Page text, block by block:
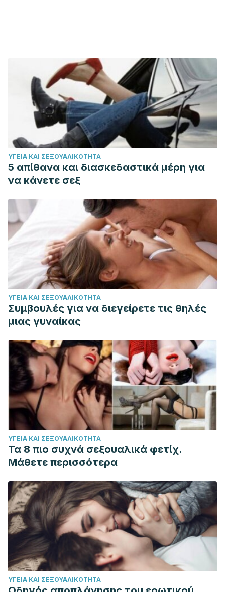
ΥΓΕΊΑ ΚΑΙ ΣΕΞΟΥΑΛΙΚΌΤΗΤΑ
5 απίθανα και διασκεδαστικά μέρη για
να κάνετε σεξ
ΥΓΕΊΑ ΚΑΙ ΣΕΞΟΥΑΛΙΚΌΤΗΤΑ
Συμβουλές για να διεγείρετε τις θηλές
μιας γυναίκας
ΥΓΕΊΑ ΚΑΙ ΣΕΞΟΥΑΛΙΚΌΤΗΤΑ
Τα 8 πιο συχνά σεξουαλικά φετίχ.
Μάθετε περισσότερα
ΥΓΕΊΑ ΚΑΙ ΣΕΞΟΥΑΛΙΚΌΤΗΤΑ